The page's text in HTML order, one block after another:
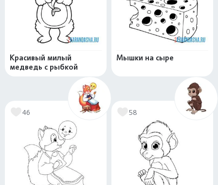
Красивый милый
медведь с рыбкой
Мышки на сыре
46 58